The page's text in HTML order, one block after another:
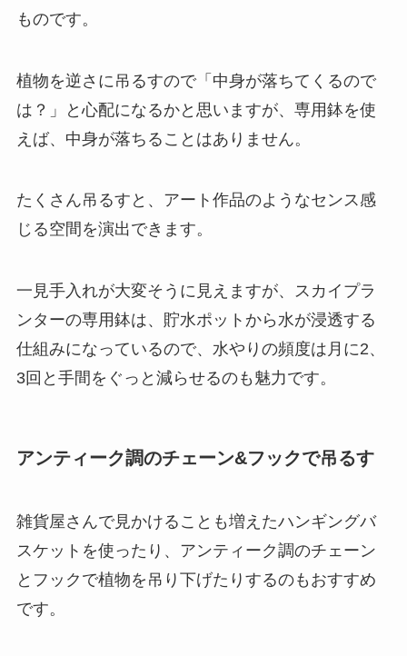
ものです。
植物を逆さに吊るすので「中身が落ちてくるので
は？」と心配になるかと思いますが、専用鉢を使
えば、中身が落ちることはありません。
たくさん吊るすと、アート作品のようなセンス感
じる空間を演出できます。
一見手入れが大変そうに見えますが、スカイプラ
ンターの専用鉢は、貯水ポットから水が浸透する
仕組みになっているので、水やりの頻度は月に2、
3回と手間をぐっと減らせるのも魅力です。
アンティーク調のチェーン&フックで吊るす
雑貨屋さんで見かけることも増えたハンギングバ
スケットを使ったり、アンティーク調のチェーン
とフックで植物を吊り下げたりするのもおすすめ
です。